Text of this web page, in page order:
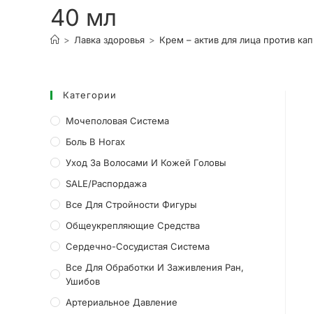
40 мл
> Лавка здоровья > Крем – актив для лица против
Категории
Мочеполовая Система
Боль В Ногах
Уход За Волосами И Кожей Головы
SALE/Распордажа
Все Для Стройности Фигуры
Общеукрепляющие Средства
Сердечно-Сосудистая Система
Все Для Обработки И Заживления Ран,
Ушибов
Артериальное Давление